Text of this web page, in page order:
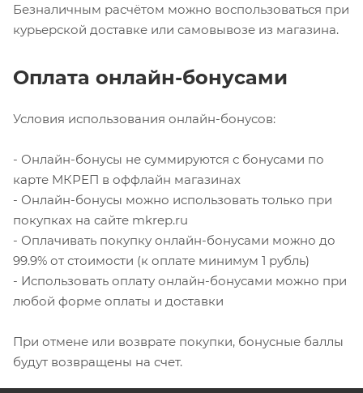
Безналичным расчётом можно воспользоваться при
курьерской доставке или самовывозе из магазина.
Оплата онлайн-бонусами
Условия использования онлайн-бонусов:
- Онлайн-бонусы не суммируются с бонусами по
карте МКРЕП в оффлайн магазинах
- Онлайн-бонусы можно использовать только при
покупках на сайте mkrep.ru
- Оплачивать покупку онлайн-бонусами можно до
99.9% от стоимости (к оплате минимум 1 рубль)
- Использовать оплату онлайн-бонусами можно при
любой форме оплаты и доставки
При отмене или возврате покупки, бонусные баллы
будут возвращены на счет.